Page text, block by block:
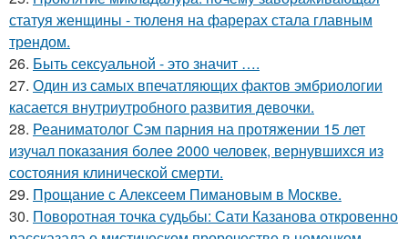
статуя женщины - тюленя на фарерах стала главным
трендом.
26. Быть сексуальной - это значит ….
27. Один из самых впечатляющих фактов эмбриологии
касается внутриутробного развития девочки.
28. Реаниматолог Сэм парния на протяжении 15 лет
изучал показания более 2000 человек, вернувшихся из
состояния клинической смерти.
29. Прощание с Алексеем Пимановым в Москве.
30. Поворотная точка судьбы: Сати Казанова откровенно